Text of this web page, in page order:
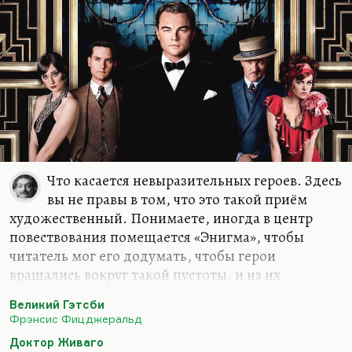
Что касается невыразительных героев. Здесь
вы не правы в том, что это такой приём
художественный. Понимаете, иногда в центр
повествования помещается «Энигма», чтобы
читатель мог его додумать, чтобы герои
вращались вокруг такой пустоты, и из их
формировалось заполнение этой пустоты. Ну,
знаете, как гипсом заливают пустоты в
Великий Гэтсби
Фрэнсис Фицджеральд
Доктор Живаго